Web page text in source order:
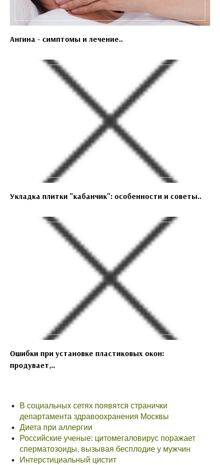
Ангина - симптомы и лечение..
Укладка плитки "кабанчик": особенности и советы..
Ошибки при установке пластиковых окон:
продувает,..
В социальных сетях появятся странички
департамента здравоохранения Москвы
Диета при аллергии
Российские ученые: цитомегаловирус поражает
сперматозоиды, вызывая бесплодие у мужчин
Интерстициальный цистит